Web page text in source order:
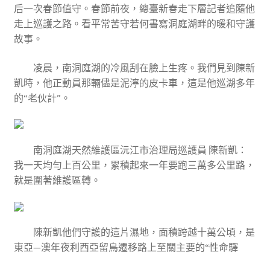
后一次春節值守。春節前夜，總臺新春走下層記者追隨他
走上巡護之路。看平常苦守若何書寫洞庭湖畔的暖和守護
故事。
凌晨，南洞庭湖的冷風刮在臉上生疼。我們見到陳新
凱時，他正動員那輛儘是泥濘的皮卡車，這是他巡湖多年
的“老伙計”。
南洞庭湖天然維護區沅江市治理局巡護員 陳新凱：
我一天均勻上百公里，累積起來一年要跑三萬多公里路，
就是圍著維護區轉。
陳新凱他們守護的這片濕地，面積跨越十萬公頃，是
東亞—澳年夜利西亞留鳥遷移路上至關主要的“性命驛